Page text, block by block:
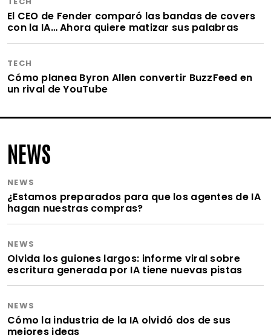
El CEO de Fender comparó las bandas de covers
con la IA… Ahora quiere matizar sus palabras
TECH
Cómo planea Byron Allen convertir BuzzFeed en
un rival de YouTube
NEWS
NEWS
¿Estamos preparados para que los agentes de IA
hagan nuestras compras?
NEWS
Olvida los guiones largos: informe viral sobre
escritura generada por IA tiene nuevas pistas
NEWS
Cómo la industria de la IA olvidó dos de sus
mejores ideas